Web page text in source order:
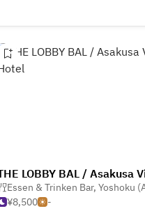
,Chinesisch
Essen & Trinken Bar, Yoshoku
¥8,500
-